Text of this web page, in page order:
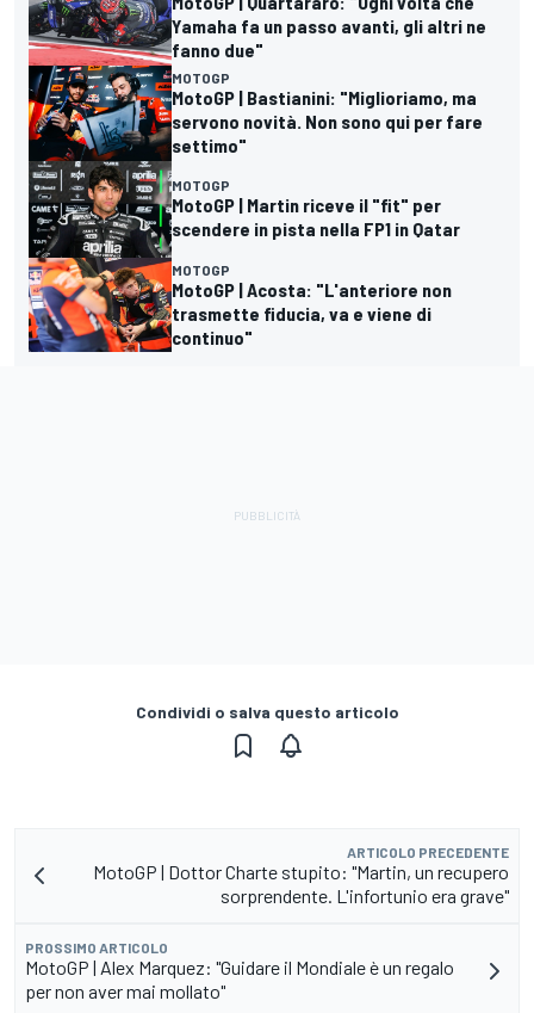
Yamaha fa un passo avanti, gli altri ne
fanno due"
MOTOGP
MotoGP | Bastianini: "Miglioriamo, ma
servono novità. Non sono qui per fare
settimo"
MOTOGP
MotoGP | Martin riceve il "fit" per
scendere in pista nella FP1 in Qatar
MOTOGP
MotoGP | Acosta: "L'anteriore non
trasmette fiducia, va e viene di
continuo"
Condividi o salva questo articolo
ARTICOLO PRECEDENTE
MotoGP | Dottor Charte stupito: "Martin, un recupero
sorprendente. L'infortunio era grave"
PROSSIMO ARTICOLO
MotoGP | Alex Marquez: "Guidare il Mondiale è un regalo
per non aver mai mollato"